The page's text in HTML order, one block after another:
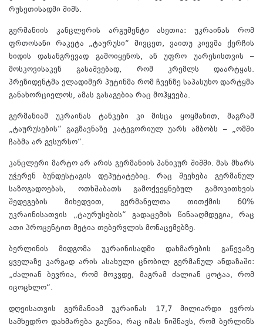
რუსეთისადმი შიშს.
გერმანიის კანცლერის არგუმენტი ასეთია: უკრაინას რომ
ფრთოსანი რაკეტა „ტაურუსი“ მივცეთ, ვაითუ კიევმა ქერჩის
ხიდის დასანგრევად გამოიყენოს, ან უფრო უარესისთვის –
მოსკოვისაკენ გასაშვებად, რომ კრემლს დაარტყას.
პრეზიდენტმა ვლადიმერ პუტინმა რომ ჩვენზე საპასუხო დარტყმა
განახორციელოს, ამას გასაგებია რაც მოჰყვება.
გერმანიამ უკრაინას ტანკები კი მისცა ყოყმანით, მაგრამ
„ტაურუსების“ გაგზავნაზე კატეგორიულ უარს ამბობს – „ომში
ჩაბმა არ გვსურსო“.
კანცლერი მარტო არ არის გერმანიის პანიკურ შიშში. მას მხარს
უჭერენ ბუნდესტაგის დეპუტატებიც. რაც შეეხება გერმანულ
საზოგადოებას, ოთხშაბათს გამოქვეყნებულ გამოკითხვის
შედეგების მიხედვით, გერმანელთა თითქმის 60%
უკრაინისათვის „ტაურუსების“ გადაცემის წინააღმდეგია, რაც
ათი პროცენტით მეტია თებერვლის მონაცემებზე.
ბერლინის მიდგომა უკრაინისადმი დახმარების გაწევაზე
ყველაზე კარგად არის ასახული ცნობილ გერმანულ ანდაზაში:
„ძალიან ბევრია, რომ მოკვდე, მაგრამ ძალიან ცოტაა, რომ
იცოცხლო“.
დღეისათვის გერმანიამ უკრაინას 17,7 მილიარდი ევროს
სამხედრო დახმარება გაუწია, რაც იმას ნიშნავს, რომ ბერლინს